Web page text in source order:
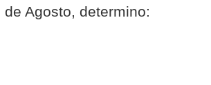
Agosto, determino: